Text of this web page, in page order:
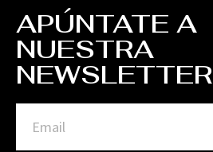
APÚNTATE A
NUESTRA
NEWSLETTER